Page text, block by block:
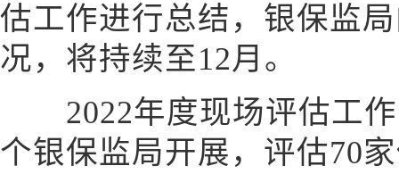
估工作进行总结，银保监
况，将持续至12月。
2022年度现场评估工作
个银保监局开展，评估70